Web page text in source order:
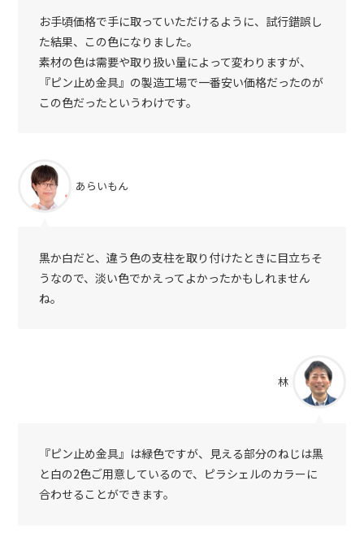
お手頃価格で手に取っていただけるように、試行錯誤し
た結果、この色になりました。
素材の色は需要や取り扱い量によって変わりますが、
『ピン止め金具』の製造工場で一番安い価格だったのが
この色だったというわけです。
あらいもん
黒か白だと、違う色の支柱を取り付けたときに目立ちそ
うなので、淡い色でかえってよかったかもしれません
ね。
林
『ピン止め金具』は緑色ですが、見える部分のねじは黒
と白の2色ご用意しているので、ピラシェルのカラーに
合わせることができます。